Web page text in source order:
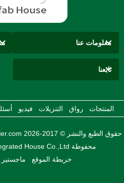
معلومات عنا
تابعنا
المنتجات رواق التنزيلات فيديو
محفوظة Shandong Quality Integrated House Co.,Ltd.
خريطة الموقع
ماجستير